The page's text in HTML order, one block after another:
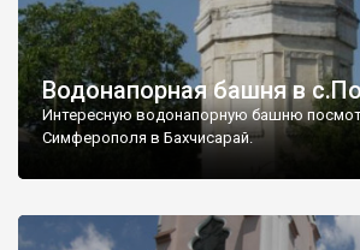
Водонапорная башня в
Интересную водонапорную башню
Симферополя в Бахчисарай.